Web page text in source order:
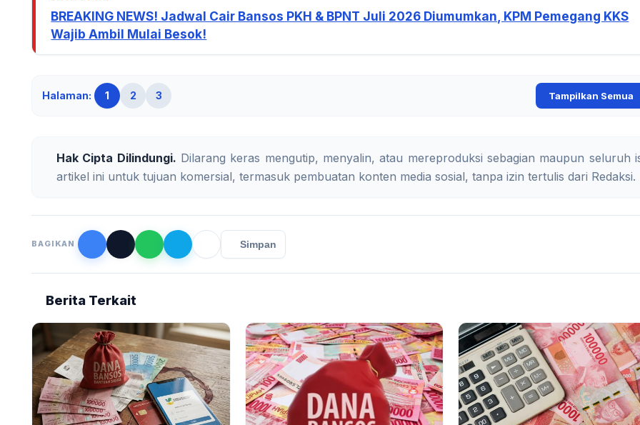
BREAKING NEWS! Jadwal Cair Bansos PKH & BPNT Juli 2026 Diumumkan, KPM Pemegang KKS
Wajib Ambil Mulai Besok!
Halaman: 1 2 3 Tampilkan Semua
Hak Cipta Dilindungi. Dilarang keras mengutip, menyalin, atau mereproduksi sebagian maupun seluruh
artikel ini untuk tujuan komersial, termasuk pembuatan konten media sosial, tanpa izin tertulis dari Redaksi.
BAGIKAN Simpan
Berita Terkait